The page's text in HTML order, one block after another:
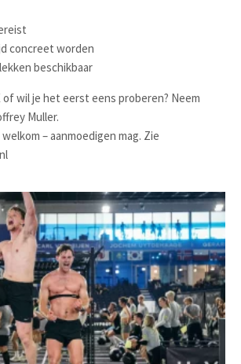
concreet worden
beschikbaar
of wil je het eerst eens proberen? Neem
Muller.
– aanmoedigen mag. Zie